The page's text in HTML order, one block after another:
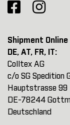
Shipment Online
DE, AT, FR, IT:
Colltex AG
c/o SG Spedition
Hauptstrasse 99
DE-78244
Deutschland